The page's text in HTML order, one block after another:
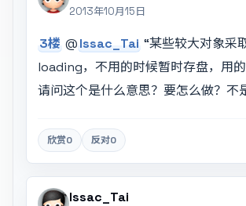
2013年10月15日
3楼 @Issac_Tai “某些较大对象采
loading，不用的时候暂时存盘，用
请问这个是什么意思？要怎么做？不
欣赏0 反对0
Issac_Tai